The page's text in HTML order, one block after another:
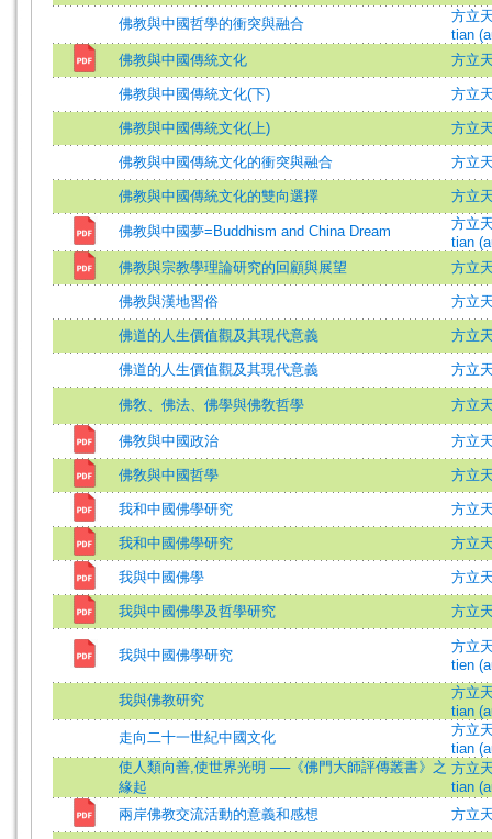
佛教與中國哲學的衝突與融合
方立
tian
佛教與中國傳統文化
方立
佛教與中國傳統文化(下) 方立
佛教與中國傳統文化(上) 方立
佛教與中國傳統文化的衝突與融合 方立
佛教與中國傳統文化的雙向選擇 方立
佛教與中國夢=Buddhism and China Dream
方立
tian
佛教與宗教學理論研究的回顧與展望
方立
佛教與漢地習俗 方立
佛道的人生價值觀及其現代意義 方立
佛道的人生價值觀及其現代意義 方立
佛敎、佛法、佛學與佛敎哲學 方立
佛敎與中國政治 方立
佛敎與中國哲學 方立
我和中國佛學研究 方立
我和中國佛學研究 方立
我與中國佛學 方立
我與中國佛學及哲學研究 方立
我與中國佛學研究
方立
tien
我與佛教研究
方立
tian
走向二十一世紀中國文化
方立
tian
使人類向善,使世界光明 ──《佛門大師評傳叢書》之
緣起
方立
tian
兩岸佛教交流活動的意義和感想
方立